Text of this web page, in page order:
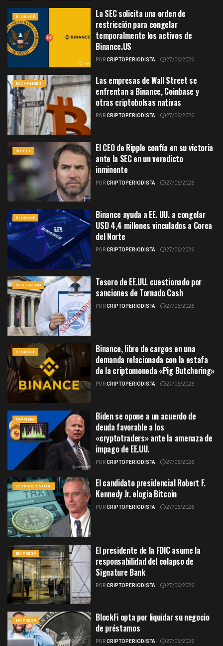
BINANCE
La SEC solicita una orden de
restricción para congelar
temporalmente los activos de
Binance.US
PORCRIPTOPERIODISTA 27/06/2026
EXCHANGES
Las empresas de Wall Street se
enfrentan a Binance, Coinbase y
otras criptobolsas nativas
PORCRIPTOPERIODISTA 27/06/2026
RIPPLE
El CEO de Ripple confía en su victoria
ante la SEC en un veredicto
inminente
PORCRIPTOPERIODISTA 27/06/2026
BINANCE
Binance ayuda a EE. UU. a congelar
USD 4,4 millones vinculados a Corea
del Norte
PORCRIPTOPERIODISTA 27/06/2026
REGULACIÓN
Tesoro de EE.UU. cuestionado por
sanciones de Tornado Cash
PORCRIPTOPERIODISTA 27/06/2026
BINANCE
Binance, libre de cargos en una
demanda relacionada con la estafa
de la criptomoneda «Pig Butchering»
PORCRIPTOPERIODISTA 27/06/2026
TRADING
Biden se opone a un acuerdo de
deuda favorable a los
«cryptotraders» ante la amenaza de
impago de EE.UU.
PORCRIPTOPERIODISTA 27/06/2026
ESTADOS UNIDOS
El candidato presidencial Robert F.
Kennedy Jr. elogia Bitcoin
PORCRIPTOPERIODISTA 27/06/2026
EMPRESA
El presidente de la FDIC asume la
responsabilidad del colapso de
Signature Bank
PORCRIPTOPERIODISTA 27/06/2026
EMPRESA
BlockFi opta por liquidar su negocio
de préstamos
PORCRIPTOPERIODISTA 27/06/2026